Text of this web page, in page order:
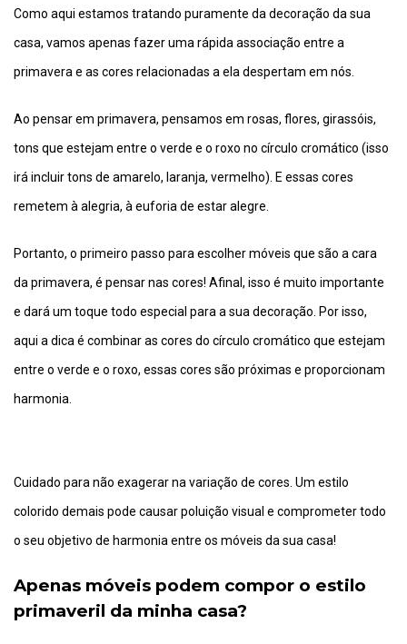
Como aqui estamos tratando puramente da decoração da sua
casa, vamos apenas fazer uma rápida associação entre a
primavera e as cores relacionadas a ela despertam em nós.
Ao pensar em primavera, pensamos em rosas, flores, girassóis,
tons que estejam entre o verde e o roxo no círculo cromático (isso
irá incluir tons de amarelo, laranja, vermelho). E essas cores
remetem à alegria, à euforia de estar alegre.
Portanto, o primeiro passo para escolher móveis que são a cara
da primavera, é pensar nas cores! Afinal, isso é muito importante
e dará um toque todo especial para a sua decoração. Por isso,
aqui a dica é combinar as cores do círculo cromático que estejam
entre o verde e o roxo, essas cores são próximas e proporcionam
harmonia.
Cuidado para não exagerar na variação de cores. Um estilo
colorido demais pode causar poluição visual e comprometer todo
o seu objetivo de harmonia entre os móveis da sua casa!
Apenas móveis podem compor o estilo
primaveril da minha casa?